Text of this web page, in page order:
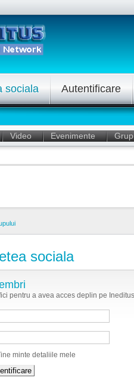
sociala Autentificare
Video Evenimente
sociala
pentru a avea acces deplin pe
minte detaliile mele